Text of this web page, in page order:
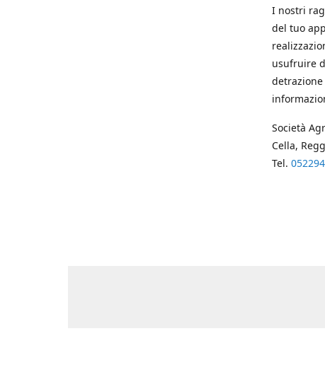
I nostri
del tuo
usufruire
Società
Cella,
Tel.